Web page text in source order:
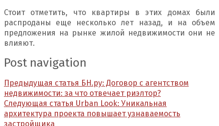
Стоит отметить, что квартиры в этих домах были
распроданы еще несколько лет назад, и на объем
предложения на рынке жилой недвижимости они не
влияют.
Post navigation
Предыдущая статья БН.ру: Договор с агентством
недвижимости: за что отвечает риэлтор?
Следующая статья Urban Look: Уникальная
архитектура проекта повышает узнаваемость
застройщика